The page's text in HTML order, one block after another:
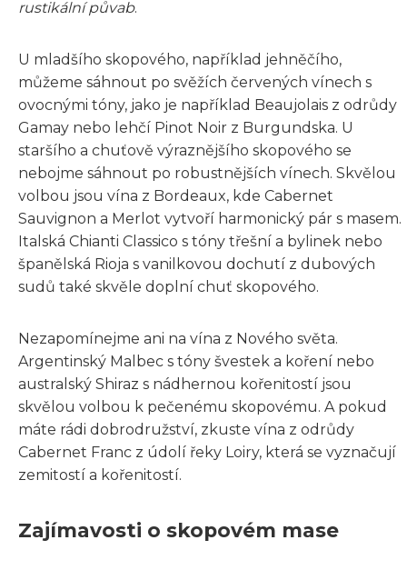
rustikální půvab.
U mladšího skopového, například jehněčího,
můžeme sáhnout po svěžích červených vínech s
ovocnými tóny, jako je například Beaujolais z odrůdy
Gamay nebo lehčí Pinot Noir z Burgundska. U
staršího a chuťově výraznějšího skopového se
nebojme sáhnout po robustnějších vínech. Skvělou
volbou jsou vína z Bordeaux, kde Cabernet
Sauvignon a Merlot vytvoří harmonický pár s masem.
Italská Chianti Classico s tóny třešní a bylinek nebo
španělská Rioja s vanilkovou dochutí z dubových
sudů také skvěle doplní chuť skopového.
Nezapomínejme ani na vína z Nového světa.
Argentinský Malbec s tóny švestek a koření nebo
australský Shiraz s nádhernou kořenitostí jsou
skvělou volbou k pečenému skopovému. A pokud
máte rádi dobrodružství, zkuste vína z odrůdy
Cabernet Franc z údolí řeky Loiry, která se vyznačují
zemitostí a kořenitostí.
Zajímavosti o skopovém mase